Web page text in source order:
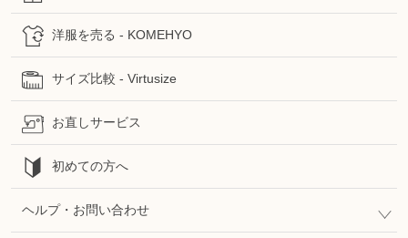
洋服を売る - KOMEHYO
サイズ比較 - Virtusize
お直しサービス
初めての方へ
ヘルプ・お問い合わせ